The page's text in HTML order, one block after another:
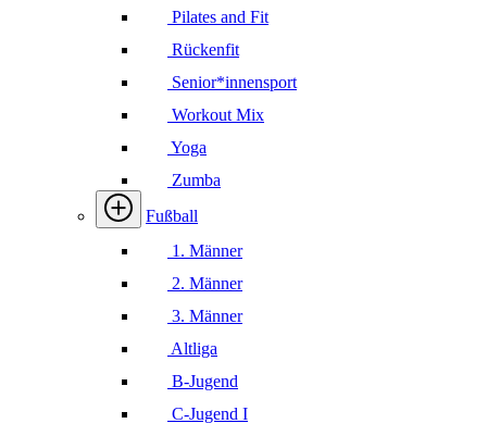
Pilates and Fit
Rückenfit
Senior*innensport
Workout Mix
Yoga
Zumba
Fußball
1. Männer
2. Männer
3. Männer
Altliga
B-Jugend
C-Jugend I